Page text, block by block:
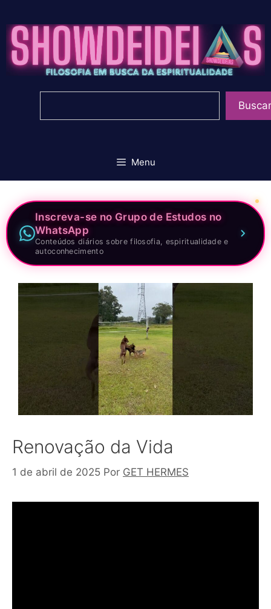
para
conteúdo
Buscar
Menu
Inscreva-se no Grupo de Estudos no
WhatsApp
Conteúdos diários sobre filosofia, espiritualidade e
autoconhecimento
Renovação da Vida
1 de abril de 2025 Por GET HERMES